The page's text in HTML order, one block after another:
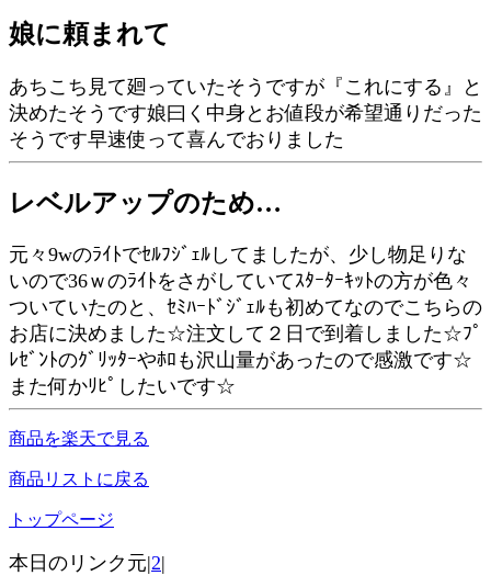
娘に頼まれて
あちこち見て廻っていたそうですが『これにする』と
決めたそうです娘曰く中身とお値段が希望通りだった
そうです早速使って喜んでおりました
レベルアップのため…
元々9wのﾗｲﾄでｾﾙﾌｼﾞｪﾙしてましたが、少し物足りな
いので36ｗのﾗｲﾄをさがしていてｽﾀｰﾀｰｷｯﾄの方が色々
ついていたのと、ｾﾐﾊｰﾄﾞｼﾞｪﾙも初めてなのでこちらの
お店に決めました☆注文して２日で到着しました☆ﾌﾟ
ﾚｾﾞﾝﾄのｸﾞﾘｯﾀｰやﾎﾛも沢山量があったので感激です☆
また何かﾘﾋﾟしたいです☆
商品を楽天で見る
商品リストに戻る
トップページ
本日のリンク元|2|